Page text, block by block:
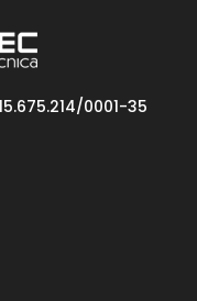
0001-35